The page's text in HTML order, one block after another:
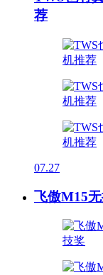
荐
07.27
飞傲M15